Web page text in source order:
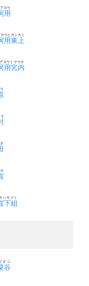
用
ヨウ
用東上
ウヒガシカミ
用宮内
ヨウミヤウチ
下組
シモグミ
谷
ダニ